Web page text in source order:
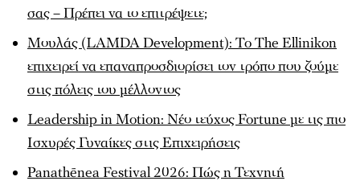
σας – Πρέπει να το επιτρέψετε;
Μουλάς (LAMDA Development): To The Ellinikon
επιχειρεί να επαναπροσδιορίσει τον τρόπο που ζούμε
στις πόλεις του μέλλοντος
Leadership in Motion: Νέο τεύχος Fortune με τις πιο
Ισχυρές Γυναίκες στις Επιχειρήσεις
Panathēnea Festival 2026: Πώς η Τεχνητή